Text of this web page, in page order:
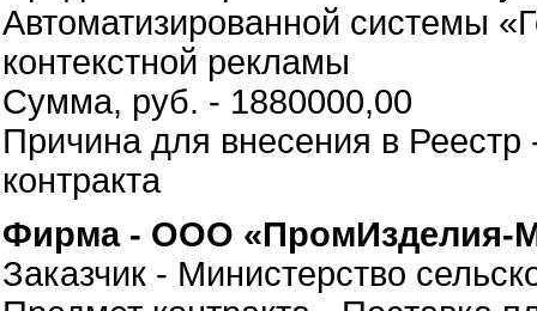
Автоматизированной системы
контекстной рекламы
Сумма, руб. - 1880000,00
Причина для внесения в
контракта
Фирма - ООО «ПромИзделия-
Заказчик - Министерство